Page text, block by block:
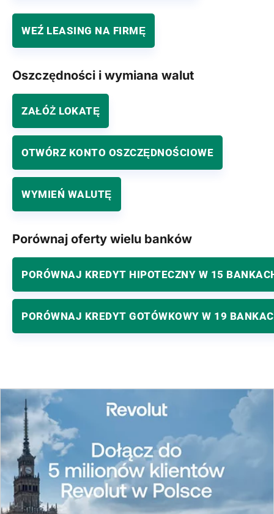
WEŹ LEASING NA FIRMĘ
Oszczędności i wymiana walut
ZAŁÓŻ LOKATĘ
OTWÓRZ KONTO OSZCZĘDNOŚCIOWE
WYMIEŃ WALUTĘ
Porównaj oferty wielu banków
PORÓWNAJ KREDYT HIPOTECZNY W 15
PORÓWNAJ KREDYT GOTÓWKOWY W 19